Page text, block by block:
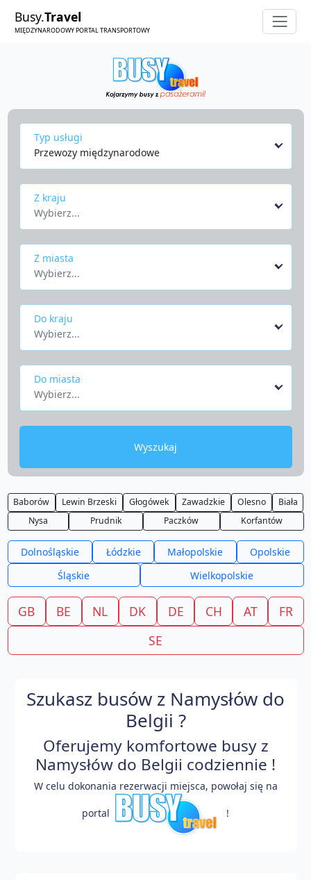
Busy.Travel
MIĘDZYNARODOWY PORTAL TRANSPORTOWY
Typ usługi
Przewozy międzynarodowe
Z kraju
Wybierz...
Z miasta
Wybierz...
Do kraju
Wybierz...
Do miasta
Wybierz...
Wyszukaj
Baborów Lewin Brzeski Głogówek Zawadzkie Olesno
Biała
Nysa
Prudnik Paczków Korfantów
Dolnośląskie Łódzkie Małopolskie
Opolskie
Śląskie
Wielkopolskie
GB BE NL DK DE CH AT
FR
SE
Szukasz busów z Namysłów do
Belgii ?
Oferujemy komfortowe busy z
Namysłów do Belgii codziennie !
W celu dokonania rezerwacji miejsca, powołaj się na
portal !